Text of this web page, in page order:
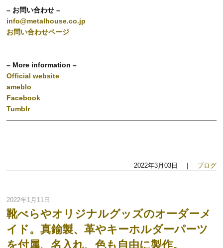
– お問い合わせ –
info@metalhouse.co.jp
お問い合わせページ
– More information –
Official website
ameblo
Facebook
Tumblr
2022年3月03日 ｜ ブログ
2022年1月11日
靴べらやオリジナルグッズのオーダーメ
イド。真鍮製、革やキーホルダーパーツ
を付属、名入れ、色も自由に製作。